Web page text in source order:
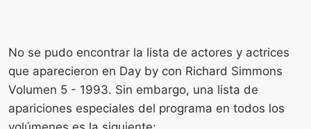
No se pudo encontrar la lista de actores y actrices
que aparecieron en Day by con Richard Simmons
Volumen 5 - 1993. Sin embargo, una lista de
apariciones especiales del programa en todos los